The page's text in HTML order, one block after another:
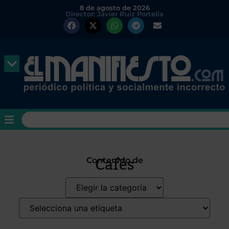
8 de agosto de 2026
Director: Javier Ruiz Portella
Contenido de
Cafés